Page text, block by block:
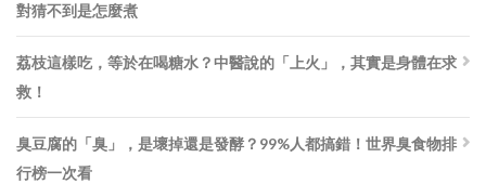
對猜不到是怎麼煮
荔枝這樣吃，等於在喝糖水？中醫說的「上火」，其實是身體在求
救！
臭豆腐的「臭」，是壞掉還是發酵？99%人都搞錯！世界臭食物排
行榜一次看